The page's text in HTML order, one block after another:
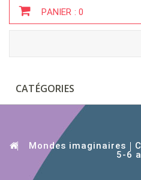
PANIER :0
CATÉGORIES
Mondes imaginaires
5-6